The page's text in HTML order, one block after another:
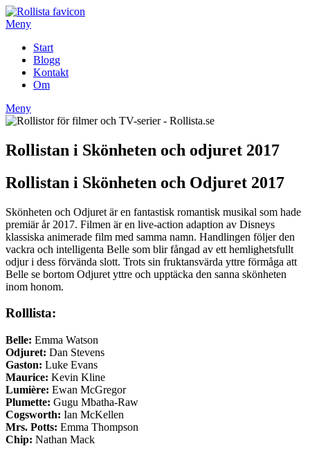
Hoppa
till
Meny
Start
Blogg
Kontakt
Om
Meny
Rollistan i Skönheten och odjuret 2017
Rollistan i Skönheten och Odjuret 2017
Skönheten och Odjuret är en fantastisk romantisk musikal som hade
premiär år 2017. Filmen är en live-action adaption av Disneys
klassiska animerade film med samma namn. Handlingen följer den
vackra och intelligenta Belle som blir fångad av ett hemlighetsfullt
odjur i dess förvända slott. Trots sin fruktansvärda yttre förmåga att
Belle se bortom Odjuret yttre och upptäcka den sanna skönheten
inom honom.
Rolllista:
Belle: Emma Watson
Odjuret: Dan Stevens
Gaston: Luke Evans
Maurice: Kevin Kline
Lumière: Ewan McGregor
Plumette: Gugu Mbatha-Raw
Cogsworth: Ian McKellen
Mrs. Potts: Emma Thompson
Chip: Nathan Mack